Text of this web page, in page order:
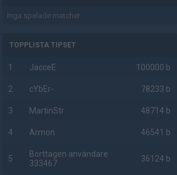
Inga spelade matcher.
TOPPLISTA TIPSET
1 JacceE 100000 b
2 cYbEr- 78233 b
3 MartinStr 48714 b
4 Armon 46541 b
5
Borttagen användare
333467
36124 b